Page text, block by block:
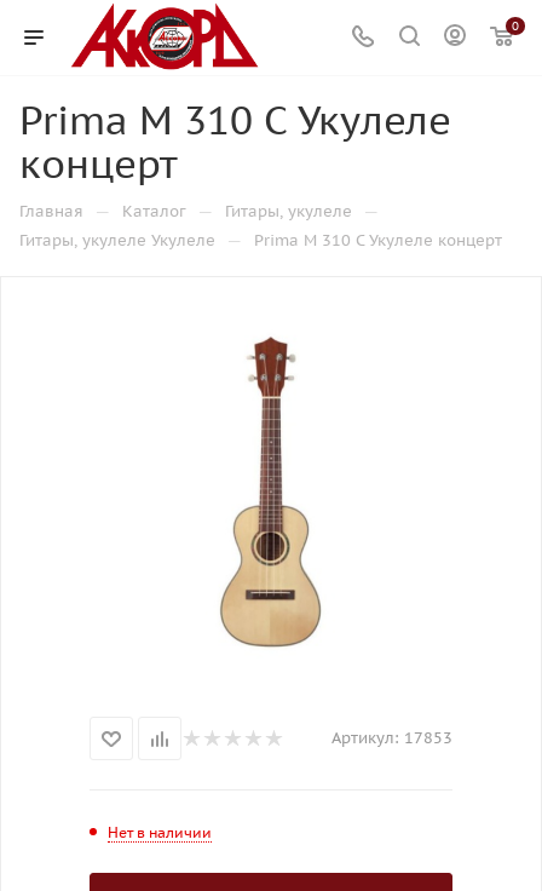
0
Prima M 310 C Укулеле
концерт
Главная — Каталог — Гитары, укулеле —
Гитары, укулеле Укулеле — Prima M 310 C Укулеле концерт
Артикул: 17853
Нет в наличии